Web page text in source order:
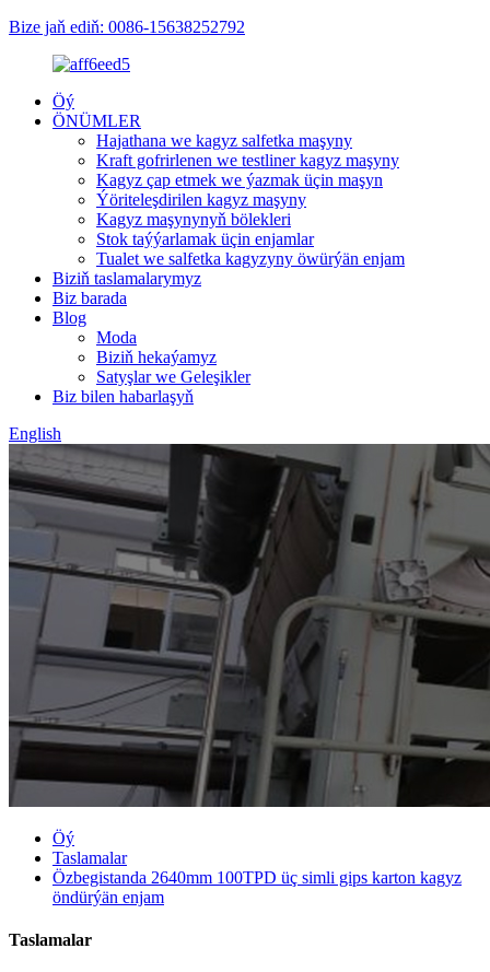
Bize jaň ediň: 0086-15638252792
Öý
ÖNÜMLER
Hajathana we kagyz salfetka maşyny
Kraft gofrirlenen we testliner kagyz maşyny
Kagyz çap etmek we ýazmak üçin maşyn
Ýöriteleşdirilen kagyz maşyny
Kagyz maşynynyň bölekleri
Stok taýýarlamak üçin enjamlar
Tualet we salfetka kagyzyny öwürýän enjam
Biziň taslamalarymyz
Biz barada
Blog
Moda
Biziň hekaýamyz
Satyşlar we Geleşikler
Biz bilen habarlaşyň
English
Öý
Taslamalar
Özbegistanda 2640mm 100TPD üç simli gips karton kagyz
öndürýän enjam
Taslamalar